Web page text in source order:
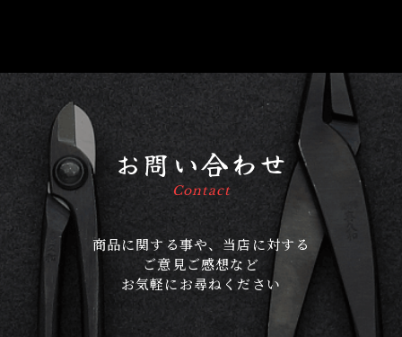
お問い合わせ
Contact
商品に関する事や、当店に対する
ご意見ご感想など
お気軽にお尋ねください